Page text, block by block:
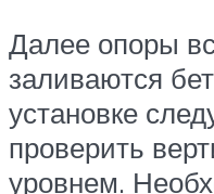
Далее опоры
заливаются
установке
проверить
уровнем.